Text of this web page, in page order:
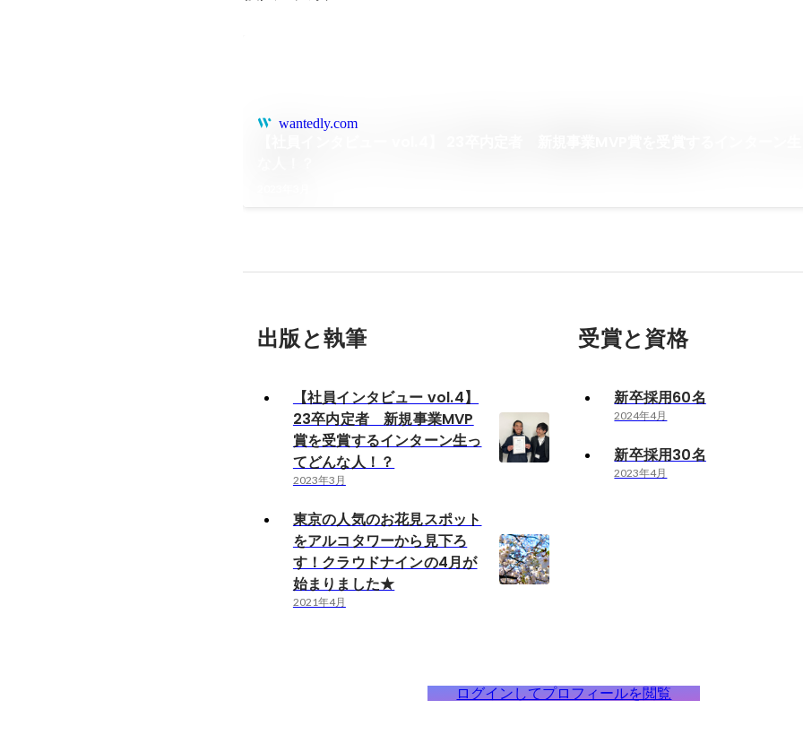
wantedly.com
出版と執筆
【社員インタビュー vol.4】
23卒内定者 新規事業MVP
賞を受賞するインターン生っ
てどんな人！？
2023年3月
東京の人気のお花見スポット
をアルコタワーから見下ろ
す！クラウドナインの4月が
始まりました★
2021年4月
受賞と資格
新卒採用60名
2024年4月
新卒採用30名
2023年4月
ログインしてプロフィールを閲覧